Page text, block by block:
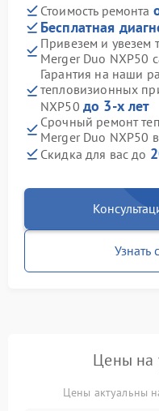
Стоимость ремонта
Бесплатная
Привезем и увезем
Merger Duo NXP50
Гарантия на наши
тепловизионных
NXP50 до 3-х лет
Срочный ремонт
Merger Duo NXP50
Скидка для вас до
Узнать
Цены на
Цены актуальны